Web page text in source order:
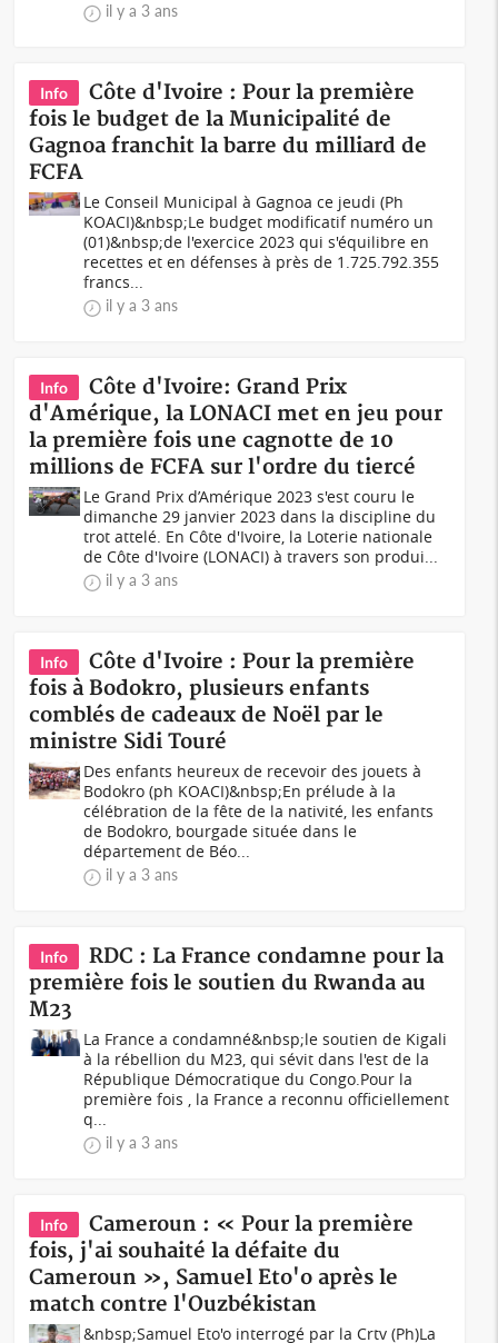
il y a 3 ans
Info
Côte d'Ivoire : Pour la première
fois le budget de la Municipalité de
Gagnoa franchit la barre du milliard de
FCFA
Le Conseil Municipal à Gagnoa ce jeudi (Ph
KOACI)&nbsp;Le budget modificatif numéro un
(01)&nbsp;de l'exercice 2023 qui s'équilibre en
recettes et en défenses à près de 1.725.792.355
francs...
il y a 3 ans
Info
Côte d'Ivoire: Grand Prix
d'Amérique, la LONACI met en jeu pour
la première fois une cagnotte de 10
millions de FCFA sur l'ordre du tiercé
Le Grand Prix d’Amérique 2023 s'est couru le
dimanche 29 janvier 2023 dans la discipline du
trot attelé. En Côte d'Ivoire, la Loterie nationale
de Côte d'Ivoire (LONACI) à travers son produi...
il y a 3 ans
Info
Côte d'Ivoire : Pour la première
fois à Bodokro, plusieurs enfants
comblés de cadeaux de Noël par le
ministre Sidi Touré
Des enfants heureux de recevoir des jouets à
Bodokro (ph KOACI)&nbsp;En prélude à la
célébration de la fête de la nativité, les enfants
de Bodokro, bourgade située dans le
département de Béo...
il y a 3 ans
Info
RDC : La France condamne pour la
première fois le soutien du Rwanda au
M23
La France a condamné&nbsp;le soutien de Kigali
à la rébellion du M23, qui sévit dans l'est de la
République Démocratique du Congo.Pour la
première fois , la France a reconnu officiellement
q...
il y a 3 ans
Info
Cameroun : « Pour la première
fois, j'ai souhaité la défaite du
Cameroun », Samuel Eto'o après le
match contre l'Ouzbékistan
&nbsp;Samuel Eto'o interrogé par la Crtv (Ph)La